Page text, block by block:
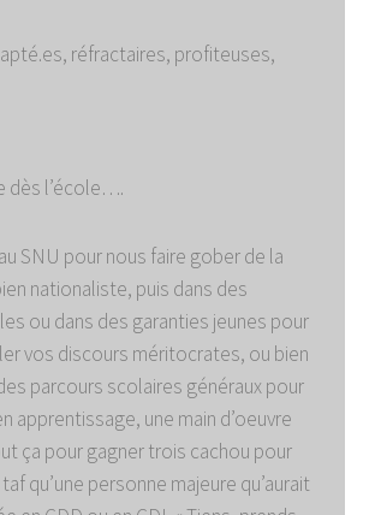
réfractaires, profiteuses,
dès l’école….
SNU pour nous faire gober de la
nationaliste, puis dans des
ou dans des garanties jeunes pour
vos discours méritocrates, ou bien
parcours scolaires généraux pour
apprentissage, une main d’oeuvre
ça pour gagner trois cachou pour
qu’une personne majeure qu’aurait